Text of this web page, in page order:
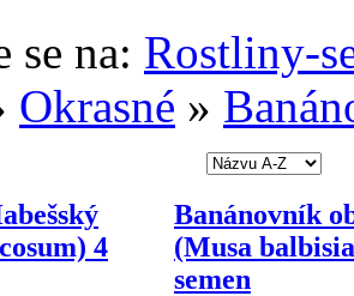
se na: Rostliny-
Okrasné »
4
Banánovník
(Musa
semen